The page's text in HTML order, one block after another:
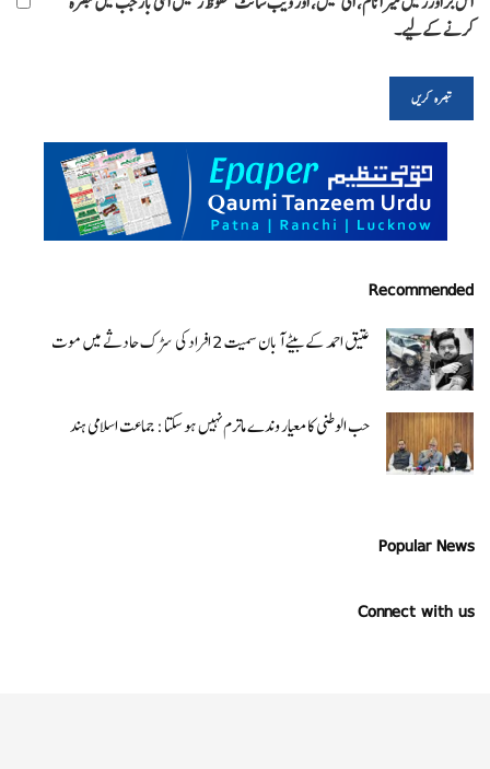
کرنے کےلیے۔
Recommended
عتیق احمد کے بیٹے آبان سمیت 2 افراد کی سڑک حادثے میں موت
حب الوطنی کا معیار وندے ماترم نہیں ہو سکتا : جماعت اسلامی ہند
Popular News
Connect with us